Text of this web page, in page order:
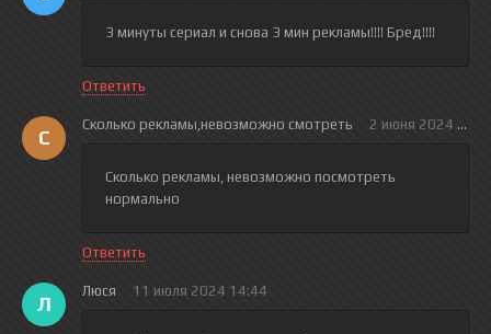
3 минуты сериал и снова 3 мин рекламы!!!! Бред!!!!
Ответить
С
Сколько рекламы,невозможно смотреть 2 июня 2024
Сколько рекламы, невозможно посмотреть
нормально
Ответить
Л
Люся 11 июля 2024 14:44